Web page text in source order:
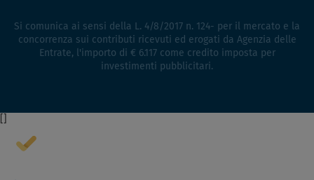
Si comunica ai sensi della L. 4/8/2017 n. 124- per il mercato e la
concorrenza sui contributi ricevuti ed erogati da Agenzia delle
Entrate, l'importo di € 6.117 come credito imposta per
investimenti pubblicitari.